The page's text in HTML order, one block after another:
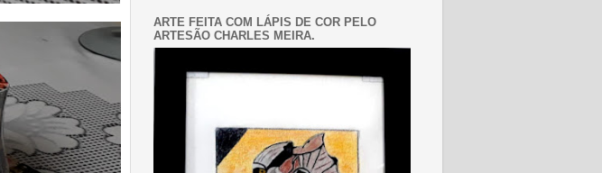
ARTE FEITA COM LÁPIS DE COR PELO
ARTESÃO CHARLES MEIRA.